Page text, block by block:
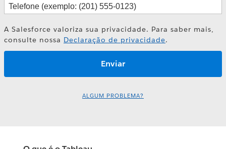
A Salesforce valoriza sua privacidade. Para saber mais,
consulte nossa Declaração de privacidade.
ALGUM PROBLEMA?